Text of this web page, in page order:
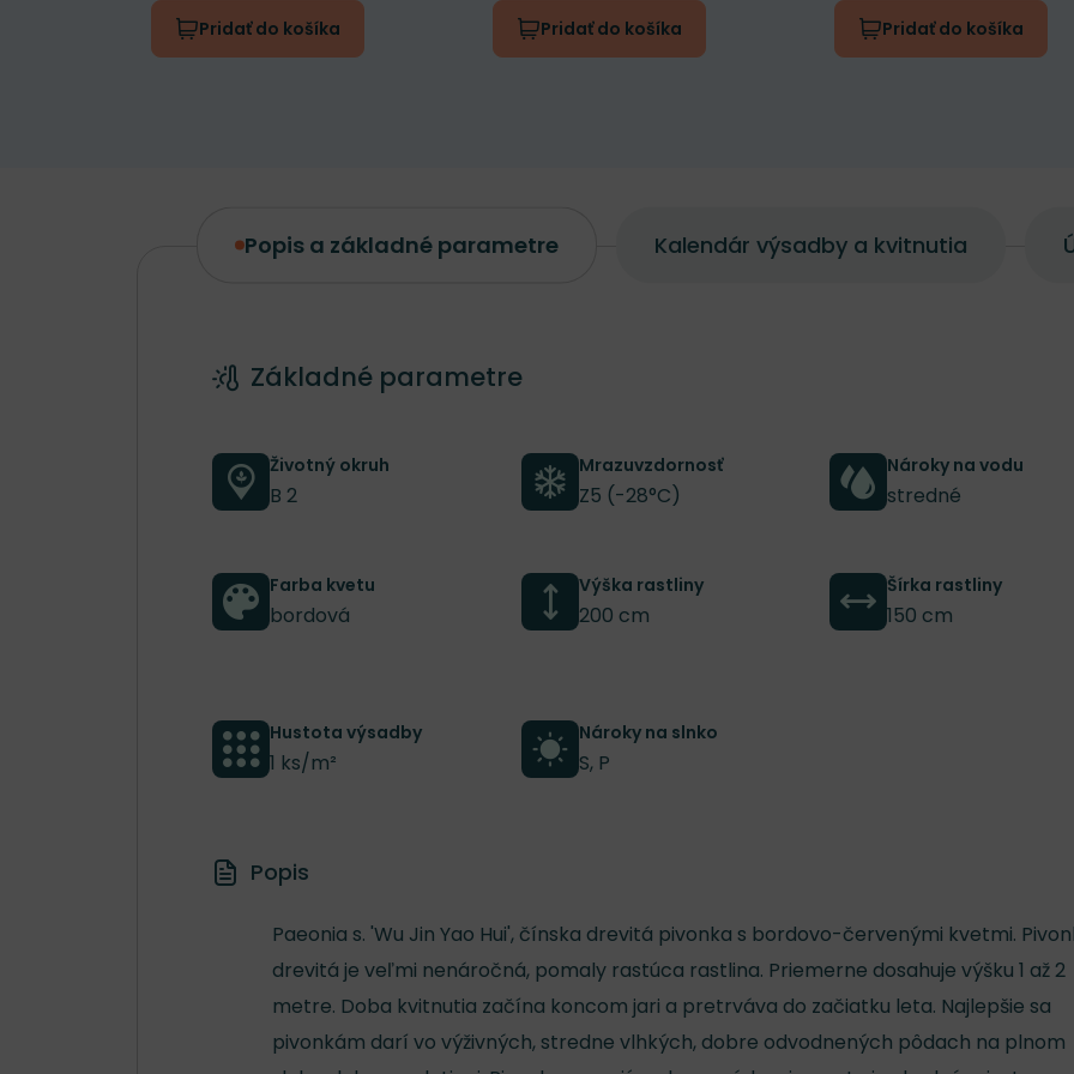
Pridať do košíka
Pridať do košíka
Pridať do košíka
Popis a základné parametre Kalendár výsadby a kvitnutia
Popis a základné parametre
Základné parametre
Životný okruh
B 2
Mrazuvzdornosť
Z5 (-28°C)
Nároky na vodu
stredné
Farba kvetu
bordová
Výška rastliny
200 cm
Šírka rastliny
150 cm
Hustota výsadby
1 ks/m²
Nároky na slnko
S, P
Popis
Paeonia s. 'Wu Jin Yao Hui', čínska drevitá pivonka s bordovo-červenými kvetmi.
drevitá je veľmi nenáročná, pomaly rastúca rastlina. Priemerne dosahuje výšku 1 až 2
metre. Doba kvitnutia začína koncom jari a pretrváva do začiatku leta. Najlepšie sa
pivonkám darí vo výživných, stredne vlhkých, dobre odvodnených pôdach na plnom